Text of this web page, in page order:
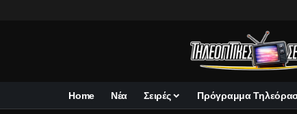
Home Νέα Σειρές Πρόγραμμα